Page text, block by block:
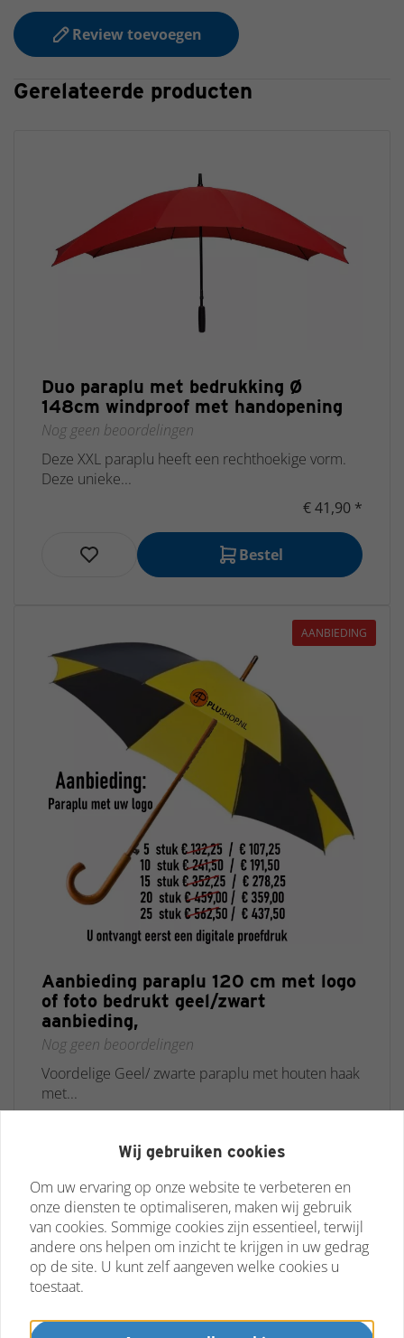
Review toevoegen
Gerelateerde producten
Duo paraplu met bedrukking Ø
148cm windproof met handopening
Nog geen beoordelingen
Deze XXL paraplu heeft een rechthoekige vorm.
Deze unieke...
€ 41,90 *
Bestel
AANBIEDING
Aanbieding paraplu 120 cm met logo
of foto bedrukt geel/zwart
aanbieding,
Nog geen beoordelingen
Voordelige Geel/ zwarte paraplu met houten haak
met...
Bestel
AANBIEDING
Wij gebruiken cookies
Om uw ervaring op onze website te verbeteren en
onze diensten te optimaliseren, maken wij gebruik
van cookies. Sommige cookies zijn essentieel, terwijl
andere ons helpen om inzicht te krijgen in uw gedrag
op de site. U kunt zelf aangeven welke cookies u
toestaat.